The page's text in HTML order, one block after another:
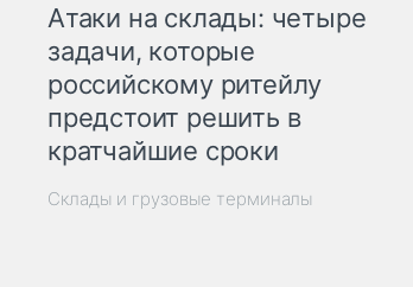
Атаки на склады: четыре
задачи, которые
российскому ритейлу
предстоит решить в
кратчайшие сроки
Склады и грузовые терминалы